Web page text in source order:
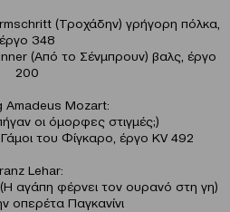
(Τροχάδην) γρήγορη πόλκα,
έργο 348
(Από το Σένμπρουν) βαλς, έργο
200
Amadeus Mozart:
οι όμορφες στιγμές;)
του Φίγκαρο, έργο KV 492
Lehar:
αγάπη φέρνει τον ουρανό στη γη)
οπερέτα Παγκανίνι